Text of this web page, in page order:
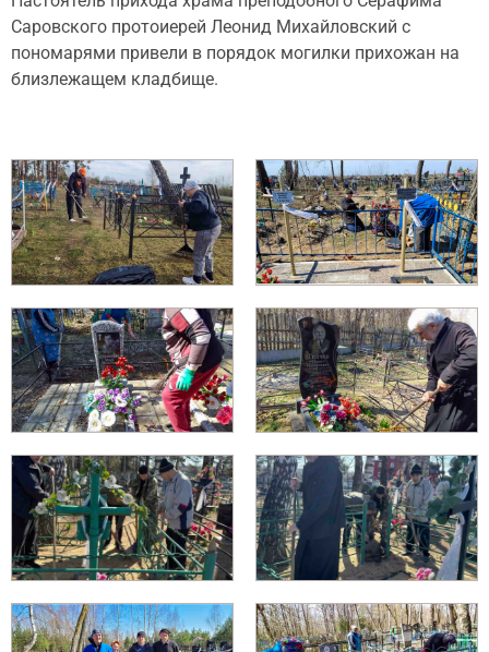
Саровского протоиерей Леонид Михайловский с
пономарями привели в порядок могилки прихожан на
близлежащем кладбище.